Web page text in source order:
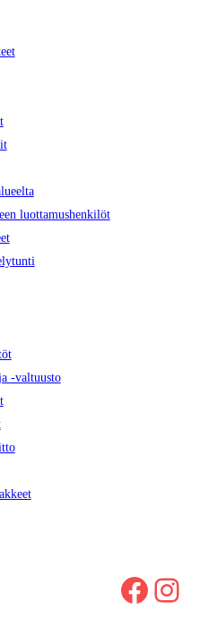
luottamushenkilöt
-valtuusto
Facebook Instagram